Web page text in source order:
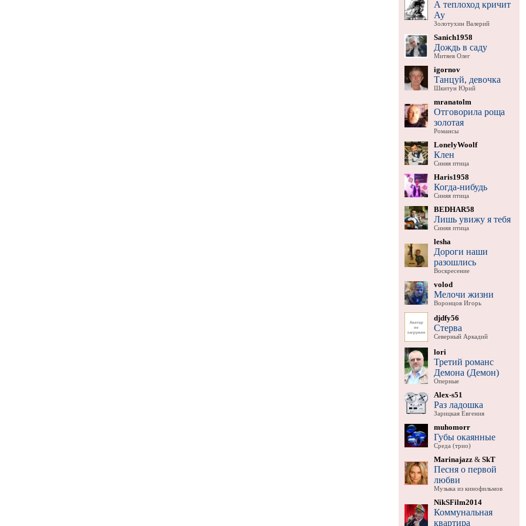
А теплоход кричит
Ау
Золотухин Валерий
Sanich1958
Дождь в саду
Митяев Олег
igornov
Танцуй, девочка
Шкитун Юрий
mranatolm
Отговорила роща
золотая
Романсы
LonelyWoolf
Клен
Синяя птица
Haris1958
Когда-нибудь
Синяя птица
BEDHAR58
Лишь увижу я тебя
Синяя птица
lesha
Дороги наши
разошлись
Воскресение
volod
Мелочи жизни
Воронцов Игорь
djdfy56
Стерва
Северный Аркадий
lori
Третий романс
Демона (Демон)
Оперные
Alex-s51
Раз ладошка
Зарицкая Евгения
muhomorr
Губы окаянные
Среда (трио)
Marinajazz& SkT
Песня о первой
любви
Музыка из кинофильмов
NikSFilm2014
Коммунальная
квартира